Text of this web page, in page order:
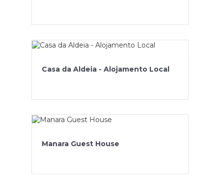
Casa da Aldeia - Alojamento Local
Manara Guest House